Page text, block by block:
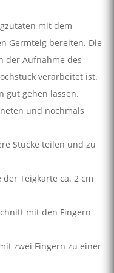
mit dem
Germteig bereiten. Die
der Aufnahme des
verarbeitet ist.
gut gehen lassen.
und nochmals
Stücke teilen und zu
Teigkarte ca. 2 cm
mit den Fingern
zwei Fingern zu einer